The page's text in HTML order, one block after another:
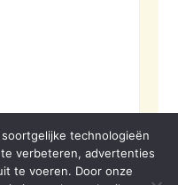
technologieën
verbeteren, advertenties
te voeren. Door onze